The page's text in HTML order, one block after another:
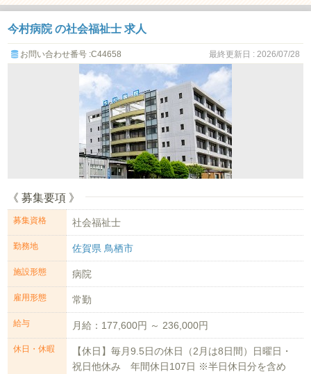
今村病院 の社会福祉士 求人
お問い合わせ番号 :C44658 最終更新日 : 2026/07/28
《 募集要項 》
募集資格 社会福祉士
勤務地 佐賀県 鳥栖市
施設形態 病院
雇用形態 常勤
給与 月給：177,600円 ～ 236,000円
休日・休暇
【休日】毎月9.5日の休日（2月は8日間）日曜日・
祝日他休み 年間休日107日 ※半日休日分を含め